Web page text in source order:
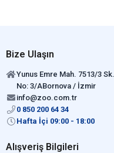
Bize Ulaşın
Yunus Emre Mah. 7513/3 Sk.
No: 3/ABornova / İzmir
info@zoo.com.tr
0 850 200 64 34
Hafta İçi 09:00 - 18:00
Alışveriş Bilgileri